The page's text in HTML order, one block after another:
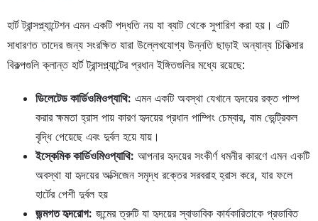
হার্ট ট্রান্সপ্ল্যান্টেশন এমন একটি পদ্ধতি নয় যা ব্যাট থেকে সুপারিশ করা হয়। এটি
সাধারণত তাদের জন্য সংরক্ষিত যারা উল্লেখযোগ্য উন্নতি ছাড়াই অন্যান্য চিকিত্সার
বিকল্পগুলি ক্লান্ত হার্ট ট্রান্সপ্ল্যান্টের প্রধান ইঙ্গিতগুলির মধ্যে রয়েছে:
ডিলেটেড কার্ডিওমিওপ্যাথি: এমন একটি অবস্থা যেখানে হৃদয়ের রক্ত পাম্প
করার ক্ষমতা হ্রাস পায় কারণ হৃদয়ের প্রধান পাম্পিং চেম্বার, বাম ভেন্ট্রিকল
বৃদ্ধি পেয়েছে এবং দুর্বল হয়ে যায়।
ইস্কেমিক কার্ডিওমিওপ্যাথি: আপনার হৃদয়ের সংকীর্ণ ধমনীর কারণে এমন একটি
অবস্থা যা হৃদয়ের অক্সিজেন সমৃদ্ধ রক্তের সরবরাহ হ্রাস করে, যার ফলে
হার্টের পেশী দুর্বল হয়
জন্মগত হৃদরোগ: জন্মের ত্রুটি যা হৃদয়ের স্বাভাবিক কার্যকারিতাকে প্রভাবিত